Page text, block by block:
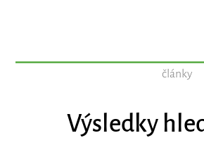
články
Výsledky